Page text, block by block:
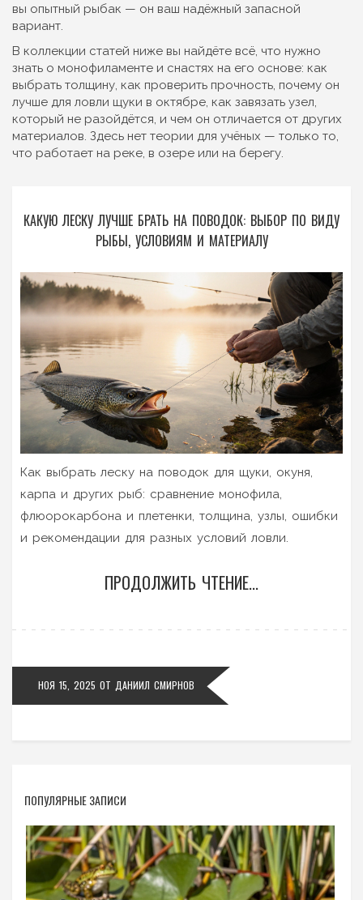
вы опытный рыбак — он ваш надёжный запасной
вариант.
В коллекции статей ниже вы найдёте всё, что нужно
знать о монофиламенте и снастях на его основе: как
выбрать толщину, как проверить прочность, почему он
лучше для ловли щуки в октябре, как завязать узел,
который не разойдётся, и чем он отличается от других
материалов. Здесь нет теории для учёных — только то,
что работает на реке, в озере или на берегу.
КАКУЮ ЛЕСКУ ЛУЧШЕ БРАТЬ НА ПОВОДОК: ВЫБОР ПО ВИДУ
РЫБЫ, УСЛОВИЯМ И МАТЕРИАЛУ
Как выбрать леску на поводок для щуки, окуня,
карпа и других рыб: сравнение монофила,
флюорокарбона и плетенки, толщина, узлы, ошибки
и рекомендации для разных условий ловли.
ПРОДОЛЖИТЬ ЧТЕНИЕ...
НОЯ 15, 2025 ОТ ДАНИИЛ СМИРНОВ
ПОПУЛЯРНЫЕ ЗАПИСИ